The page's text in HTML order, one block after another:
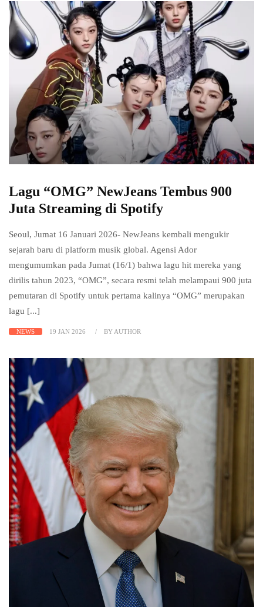
Lagu “OMG” NewJeans Tembus 900
Juta Streaming di Spotify
Seoul, Jumat 16 Januari 2026- NewJeans kembali mengukir
sejarah baru di platform musik global. Agensi Ador
mengumumkan pada Jumat (16/1) bahwa lagu hit mereka yang
dirilis tahun 2023, “OMG”, secara resmi telah melampaui 900 juta
pemutaran di Spotify untuk pertama kalinya “OMG” merupakan
lagu [...]
NEWS 19 JAN 2026 BY AUTHOR